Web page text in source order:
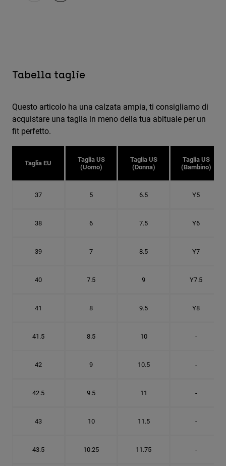
Tabella taglie
Questo articolo ha una calzata ampia, ti consigliamo di
acquistare una taglia in meno della tua abituale per un
fit perfetto.
Taglia EU
Taglia US
(Uomo)
Taglia US
(Donna)
Taglia US
(Bambino)
37 5 6.5 Y5
38 6 7.5 Y6
39 7 8.5 Y7
40 7.5 9 Y7.5
41 8 9.5 Y8
41.5 8.5 10 -
42 9 10.5 -
42.5 9.5 11 -
43 10 11.5 -
43.5 10.25 11.75 -